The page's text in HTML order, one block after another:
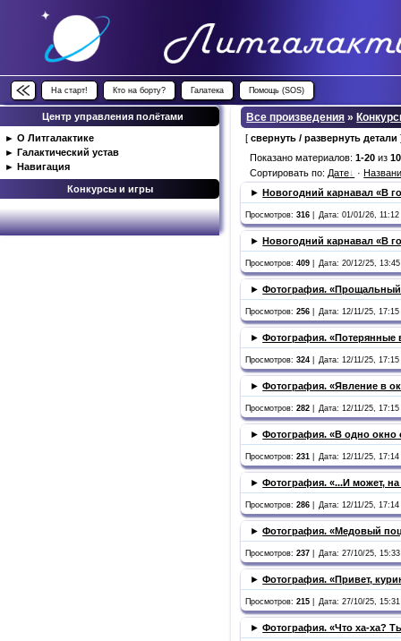
На старт! Кто на борту? Галатека Помощь (SOS)
Центр управления полётами
► О Литгалактике
► Галактический устав
► Навигация
Конкурсы и игры
Все произведения »
[свернуть / развернуть детали
Показано материалов:1-20 из
Сортировать по: Дате ·
► Новогодний карнавал «В
Просмотров:316 Дата: 01/01/26, 11:12
► Новогодний карнавал «В
Просмотров:409 Дата: 20/12/25,
►Фотография.
Просмотров:256 Дата: 12/11/25, 17:15
►Фотография. «Потерянные
Просмотров:324 Дата: 12/11/25, 17:15
►Фотография. «Явление в
Просмотров:282 Дата: 12/11/25, 17:15
►Фотография. «В одно окно
Просмотров:231 Дата: 12/11/25, 17:14
►Фотография. «...И может,
Просмотров:286 Дата: 12/11/25, 17:14
►Фотография. «Медовый
Просмотров:237 Дата: 27/10/25,
►Фотография. «Привет,
Просмотров:215 Дата: 27/10/25,
►Фотография. «Что ха-ха?